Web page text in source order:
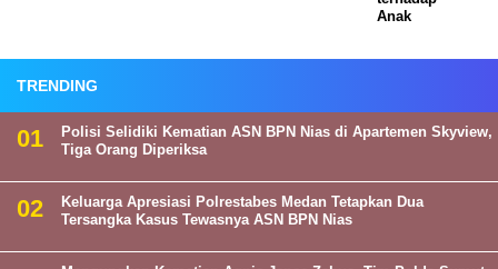
Anak
TRENDING
Polisi Selidiki Kematian ASN BPN Nias di Apartemen Skyview,
Tiga Orang Diperiksa
Keluarga Apresiasi Polrestabes Medan Tetapkan Dua
Tersangka Kasus Tewasnya ASN BPN Nias